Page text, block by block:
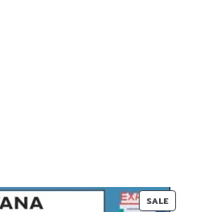
SALE